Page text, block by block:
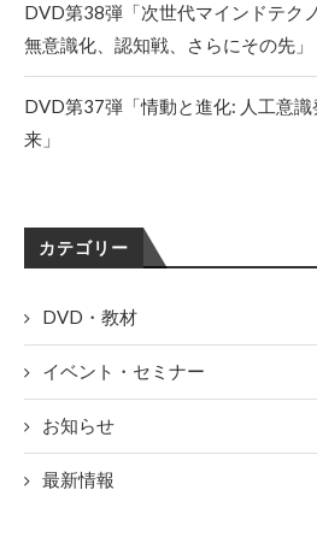
DVD第38弾「次世代マインドテク
無意識化、認知戦、さらにその先」
DVD第37弾「情動と進化: 人工意
来」
カテゴリー
DVD・教材
イベント・セミナー
お知らせ
最新情報